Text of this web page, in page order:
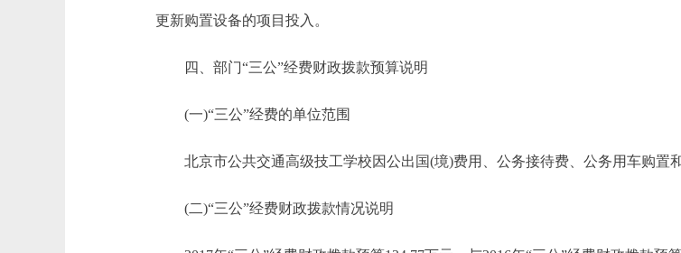
更新购置设备的项目投入。
四、部门“三公”经费财政拨款预算说明
(一)“三公”经费的单位范围
北京市公共交通高级技工学校因公出国(境)费用、公务接待费、公务用车购置
(二)“三公”经费财政拨款情况说明